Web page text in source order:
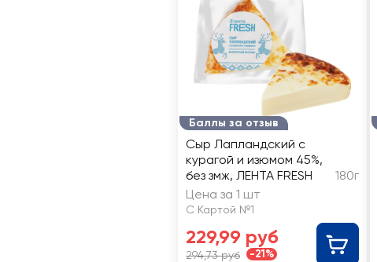
Баллы за отзыв
Сыр Лапландский с
курагой и изюмом 45%,
без змж, ЛЕНТА FRESH
180г
Цена за 1 шт
С Картой №1
229,99 руб
294,73 руб -21%